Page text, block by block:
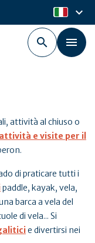
it
keyboard_arrow_down
attività al chiuso o
attività e visite per il
di praticare tutti i
paddle, kayak, vela,
barca a vela del
di vela... Si
e divertirsi nei